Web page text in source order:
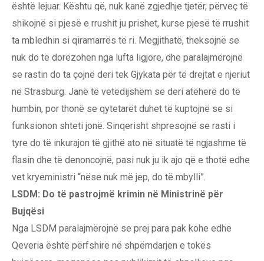
është lejuar. Kështu që, nuk kanë zgjedhje tjetër, përveç të
shikojnë si pjesë e rrushit ju prishet, kurse pjesë të rrushit
ta mbledhin si qiramarrës të ri. Megjithatë, theksojnë se
nuk do të dorëzohen nga lufta ligjore, dhe paralajmërojnë
se rastin do ta çojnë deri tek Gjykata për të drejtat e njeriut
në Strasburg. Janë të vetëdijshëm se deri atëherë do të
humbin, por thonë se qytetarët duhet të kuptojnë se si
funksionon shteti jonë. Sinqerisht shpresojnë se rasti i
tyre do të inkurajon të gjithë ato në situatë të ngjashme të
flasin dhe të denoncojnë, pasi nuk ju ik ajo që e thotë edhe
vet kryeministri “nëse nuk më jep, do të mbylli”.
LSDM: Do të pastrojmë krimin në Ministrinë për
Bujqësi
Nga LSDM paralajmërojnë se prej para pak kohe edhe
Qeveria është përfshirë në shpërndarjen e tokës